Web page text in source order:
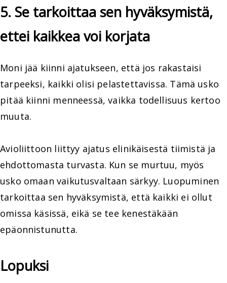
5. Se tarkoittaa sen hyväksymistä,
ettei kaikkea voi korjata
Moni jää kiinni ajatukseen, että jos rakastaisi
tarpeeksi, kaikki olisi pelastettavissa. Tämä usko
pitää kiinni menneessä, vaikka todellisuus kertoo
muuta.
Avioliittoon liittyy ajatus elinikäisestä tiimistä ja
ehdottomasta turvasta. Kun se murtuu, myös
usko omaan vaikutusvaltaan särkyy. Luopuminen
tarkoittaa sen hyväksymistä, että kaikki ei ollut
omissa käsissä, eikä se tee kenestäkään
epäonnistunutta.
Lopuksi